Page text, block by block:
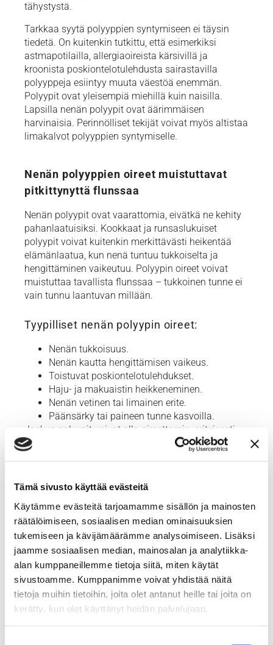
Tämä sivusto käyttää evästeitä
Käytämme evästeitä tarjoamamme sisällön ja mainosten
räätälöimiseen, sosiaalisen median ominaisuuksien
tukemiseen ja kävijämäärämme analysoimiseen. Lisäksi
jaamme sosiaalisen median, mainosalan ja analytiikka-
alan kumppaneillemme tietoja siitä, miten käytät
sivustoamme. Kumppanimme voivat yhdistää näitä
tietoja muihin tietoihin, joita olet antanut heille tai joita on
kerätty, kun olet käyttänyt heidän palvelujaan.
tähystystä.
Tarkkaa syytä polyyppien syntymiseen ei täysin
tiedetä. On kuitenkin tutkittu, että esimerkiksi
astmapotilailla, allergiaoireista kärsivillä ja
kroonista poskiontelotulehdusta sairastavilla
polyyppeja esiintyy muuta väestöä enemmän.
Polyypit ovat yleisempiä miehillä kuin naisilla.
Lapsilla nenän polyypit ovat äärimmäisen
harvinaisia. Perinnölliset tekijät voivat myös altistaa
limakalvot polyyppien syntymiselle.
Nenän polyyppien oireet muistuttavat
pitkittynyttä flunssaa
Nenän polyypit ovat vaarattomia, eivätkä ne kehity
pahanlaatuisiksi. Kookkaat ja runsaslukuiset
polyypit voivat kuitenkin merkittävästi heikentää
elämänlaatua, kun nenä tuntuu tukkoiselta ja
hengittäminen vaikeutuu. Polyypin oireet voivat
muistuttaa tavallista flunssaa – tukkoinen tunne ei
vain tunnu laantuvan millään.
Tyypilliset nenän polyypin oireet:
Nenän tukkoisuus.
Nenän kautta hengittämisen vaikeus.
Toistuvat poskiontelotulehdukset.
Haju- ja makuaistin heikkeneminen.
Nenän vetinen tai limainen erite.
Päänsärky tai paineen tunne kasvoilla.
Joskus polyypit voivat olla oireettomia, erityisesti
jos ne ovat kooltaan pieniä.
Nenän polyyppien hoito
Nenän polyyppeja voidaan hoitaa useilla tavoilla.
Hoitomuoto riippuu oireiden vakavuudesta ja
polyyppien koosta. Yleisin hoitomuoto on
kortikosteroidi esimerkiksi nenäsuihkeina tai suun
kautta otettuna. Kortisoni hidastaa polyyppien
kasvua, pienentää niiden kokoa ja vähentää nenän
tukkoisuutta. Hoito voi kestää erittäin pitkäänkin.
Jos kortisonilääkitys ei auta riittävästi, korva-, nenä-